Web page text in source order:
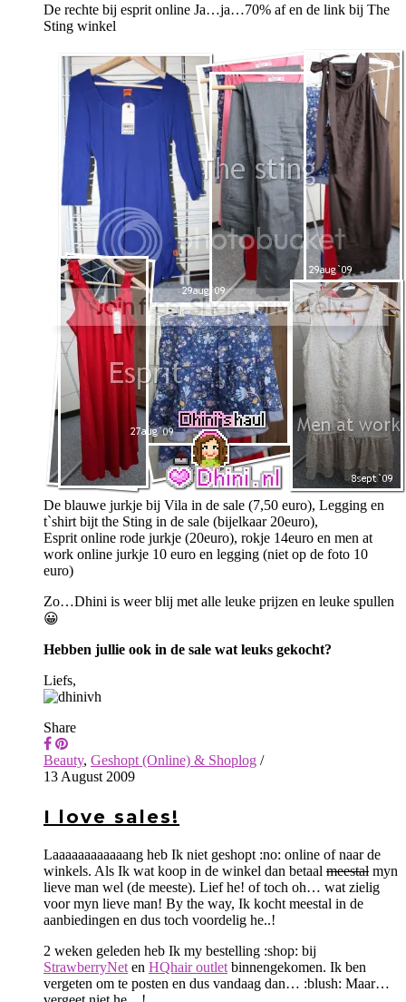
De rechte bij esprit online Ja…ja…70% af en de link bij The
Sting winkel
De blauwe jurkje bij Vila in de sale (7,50 euro), Legging en
t`shirt bijt the Sting in de sale (bijelkaar 20euro),
Esprit online rode jurkje (20euro), rokje 14euro en men at
work online jurkje 10 euro en legging (niet op de foto 10
euro)
Zo…Dhini is weer blij met alle leuke prijzen en leuke spullen
😀
Hebben jullie ook in de sale wat leuks gekocht?
Liefs,
Share
Beauty, Geshopt (Online) & Shoplog /
13 August 2009
I love sales!
Laaaaaaaaaaaang heb Ik niet geshopt :no: online of naar de
winkels. Als Ik wat koop in de winkel dan betaal meestal myn
lieve man wel (de meeste). Lief he! of toch oh… wat zielig
voor myn lieve man! By the way, Ik kocht meestal in de
aanbiedingen en dus toch voordelig he..!
2 weken geleden heb Ik my bestelling :shop: bij
StrawberryNet en HQhair outlet binnengekomen. Ik ben
vergeten om te posten en dus vandaag dan… :blush: Maar…